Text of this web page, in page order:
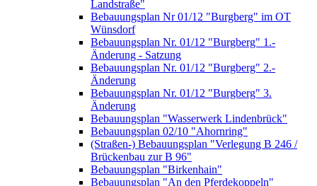
Landstraße"
Bebauungsplan Nr 01/12 "Burgberg" im OT
Wünsdorf
Bebauungsplan Nr. 01/12 "Burgberg" 1.-
Änderung - Satzung
Bebauungsplan Nr. 01/12 "Burgberg" 2.-
Änderung
Bebauungsplan Nr. 01/12 "Burgberg" 3.
Änderung
Bebauungsplan "Wasserwerk Lindenbrück"
Bebauungsplan 02/10 "Ahornring"
(Straßen-) Bebauungsplan "Verlegung B 246 /
Brückenbau zur B 96"
Bebauungsplan "Birkenhain"
Bebauungsplan "An den Pferdekoppeln"